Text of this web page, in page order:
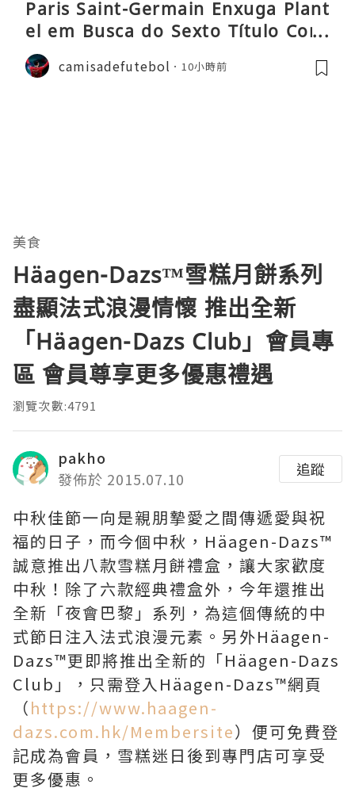
Paris Saint-Germain Enxuga Plant
el em Busca do Sexto Título Cons
ecutivo da Liga
camisadefutebol 10小時前
美食
Häagen-Dazs™雪糕月餅系列
盡顯法式浪漫情懷 推出全新
「Häagen-Dazs Club」會員專
區 會員尊享更多優惠禮遇
瀏覽次數:4791
pakho
發佈於 2015.07.10
追蹤
中秋佳節一向是親朋摯愛之間傳遞愛與祝
福的日子，而今個中秋，Häagen-Dazs™
誠意推出八款雪糕月餅禮盒，讓大家歡度
中秋！除了六款經典禮盒外，今年還推出
全新「夜會巴黎」系列，為這個傳統的中
式節日注入法式浪漫元素。另外Häagen-
Dazs™更即將推出全新的「Häagen-Dazs
Club」，只需登入Häagen-Dazs™網頁
（https://www.haagen-
dazs.com.hk/Membersite）便可免費登
記成為會員，雪糕迷日後到專門店可享受
更多優惠。